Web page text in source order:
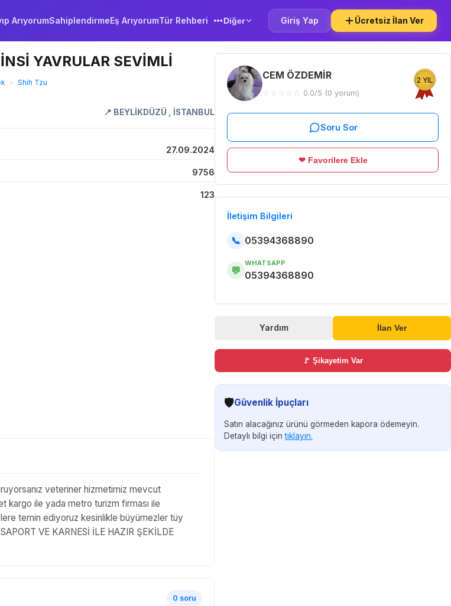
ArıyorumSahiplendirmeEş ArıyorumTür Rehberi Diğer Giriş Yap Ücretsiz İlan Ver
YAVRULAR SEVİMLİ
› Shih Tzu
📍 BEYLİKDÜZÜ İSTANBUL
27.09.2024
9756
123
veteriner hizmetimiz mevcut
kargo ile yada metro turizm firması ile
temin ediyoruz kesinlikle büyümezler tüy
VE KARNESİ İLE HAZIR ŞEKİLDE
0 soru
CEM ÖZDEMİR
☆ ☆ ☆ ☆ ☆ 0.0/5 (0 yorum)
2 YIL
Soru Sor
❤ Favorilere Ekle
İletişim Bilgileri
📞 05394368890
💬
WHATSAPP
05394368890
Yardım İlan Ver
🚩 Şikayetim Var
🛡️Güvenlik İpuçları
Satın alacağınız ürünü görmeden kapora ödemeyin.
Detaylı bilgi içintıklayın.